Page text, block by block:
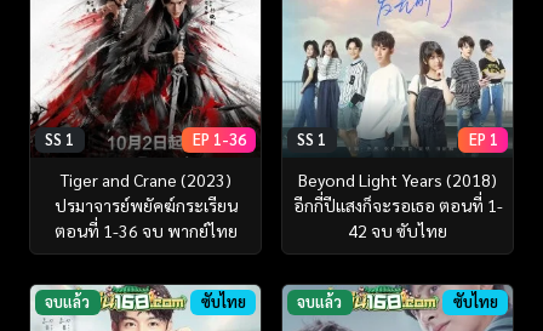
SS 1 EP 1-36
Tiger and Crane (2023)
ปรมาจารย์พยัคฆ์กระเรียน
ตอนที่ 1-36 จบ พากย์ไทย
SS 1 EP 1
Beyond Light Years (2018)
อีกกี่ปีแสงก็จะรอเธอ ตอนที่ 1-
42 จบ ซับไทย
จบแล้ว ซับไทย จบแล้ว ซับไทย